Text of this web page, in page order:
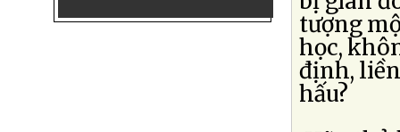
tượng
học,
định,
hấu?